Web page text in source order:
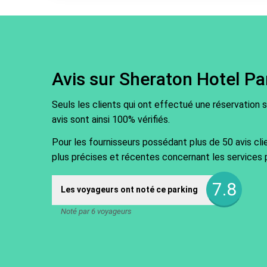
Avis sur Sheraton Hotel
Seuls les clients qui ont effectué une réservation
avis sont ainsi 100% vérifiés.
Pour les fournisseurs possédant plus de 50 avis
plus précises et récentes concernant les services
Les voyageurs ont noté ce parking 7.8
Noté par 6 voyageurs